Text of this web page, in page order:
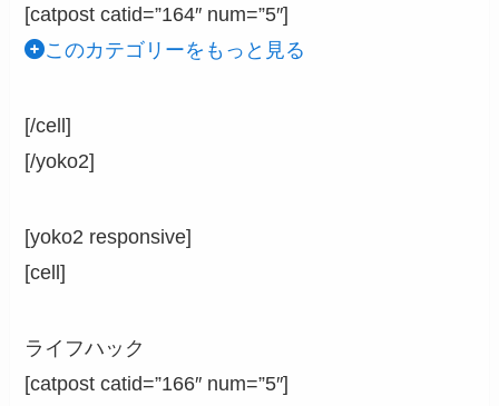
[catpost catid=”164″ num=”5″]
このカテゴリーをもっと見る
[/cell]
[/yoko2]
[yoko2 responsive]
[cell]
ライフハック
[catpost catid=”166″ num=”5″]